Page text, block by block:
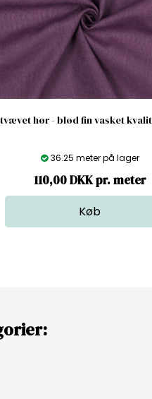
hør - blød fin vasket
36.25 meter på lager
110,00 DKK pr. meter